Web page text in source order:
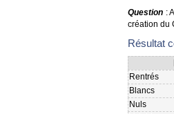
Question :
création du
Résultat
Rentrés
Blancs
Nuls